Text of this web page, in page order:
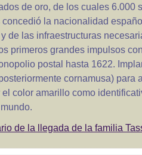
de oro, de los cuales 6.000
la nacionalidad
de las infraestructuras
primeros grandes impulsos
postal hasta 1622.
cornamusa) para
el color amarillo como
de la llegada de la familia